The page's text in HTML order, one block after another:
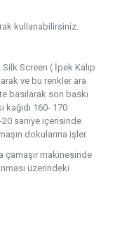
kullanabilirsiniz.
Screen ( İpek Kalıp
ve bu renkler ara
basılarak son baskı
kağıdı 160- 170
20 saniye içerisinde
dokularına işler.
çamaşır makinesinde
üzerindeki